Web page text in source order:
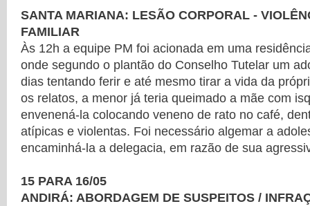
SANTA MARIANA: LESÃO CORPORAL -
FAMILIAR
Às 12h a equipe PM foi acionada em uma
onde segundo o plantão do Conselho Tutelar um
dias tentando ferir e até mesmo tirar a vida da
os relatos, a menor já teria queimado a mãe com
envenená-la colocando veneno de rato no café,
atípicas e violentas. Foi necessário algemar a
encaminhá-la a delegacia, em razão de sua
15 PARA 16/05
ANDIRÁ: ABORDAGEM DE SUSPEITOS /